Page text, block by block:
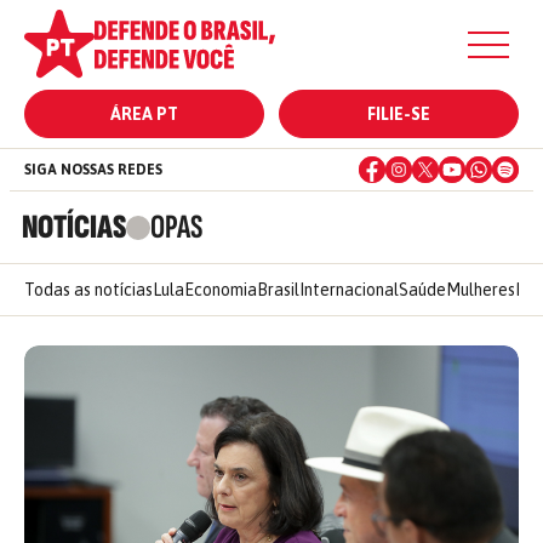
ÁREA PT FILIE-SE
NOTÍCIAS OPAS
SIGA NOSSAS REDES
Todas as notícias Lula Economia Brasil InternacionalSaúde Mulheres